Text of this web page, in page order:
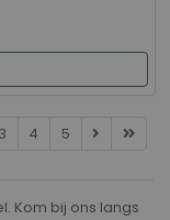
3 4 5
Kom bij ons langs